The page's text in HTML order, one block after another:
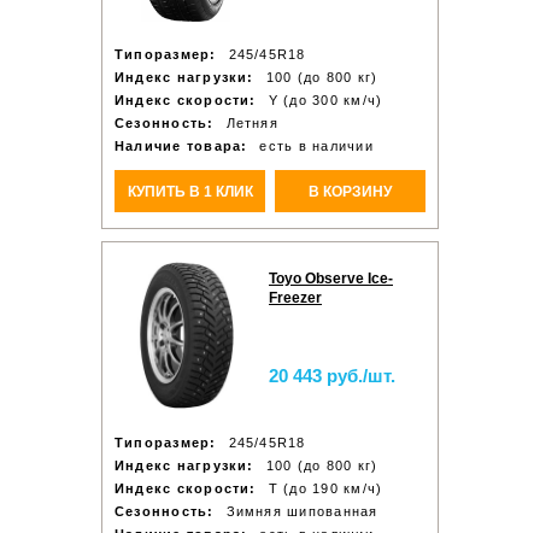
Типоразмер:
245/45R18
Индекс нагрузки:
100 (до 800 кг)
Индекс скорости:
Y (до 300 км/ч)
Сезонность:
Летняя
Наличие товара:
есть в наличии
КУПИТЬ В 1 КЛИК В КОРЗИНУ
Toyo Observe Ice-
Freezer
20 443 руб./шт.
Типоразмер:
245/45R18
Индекс нагрузки:
100 (до 800 кг)
Индекс скорости:
T (до 190 км/ч)
Сезонность:
Зимняя шипованная